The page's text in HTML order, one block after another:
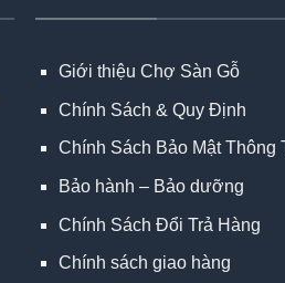
Giới thiệu Chợ Sàn Gỗ
Chính Sách & Quy Định
Chính Sách Bảo Mật Thông
Bảo hành – Bảo dưỡng
Chính Sách Đổi Trả Hàng
Chính sách giao hàng